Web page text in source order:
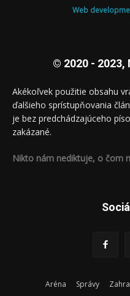
Web
© 2020 - 2023,
Akékoľvek použitie obsahu
ďalšieho sprístupňovania
je bez predchádzajúceho
zakázané.
Nikto nám nediktuje, o čom
Aréna Správy